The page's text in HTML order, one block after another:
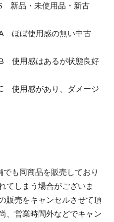
新品・未使用品・新古
ほぼ使用感の無い中古
使用感はあるが状態良好
使用感があり、ダメージ
も同商品を販売しており
てしまう場合がございま
販売をキャンセルさせて頂
、営業時間外などでキャン